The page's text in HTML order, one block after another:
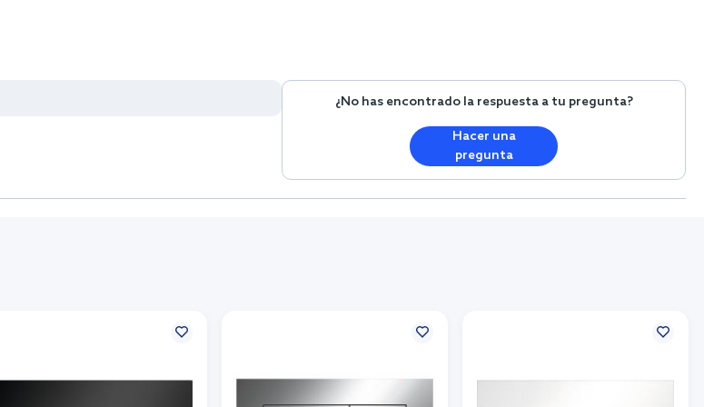
¿No has encontrado la respuesta a tu pregunta?
Hacer una
pregunta